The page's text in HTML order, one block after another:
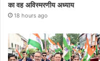
का वह अविस्मरणीय अध्याय
18 hours ago